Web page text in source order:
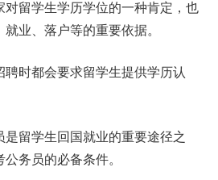
对留学生学历学位的一种肯定，也
业、落户等的重要依据。
时都会要求留学生提供学历认
是留学生回国就业的重要途径之
务员的必备条件。